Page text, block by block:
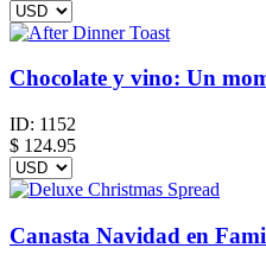
Chocolate y vino: Un
ID: 1152
$ 124.95
Canasta Navidad en